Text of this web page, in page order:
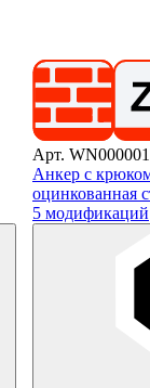
Арт.
Анкер с
оцинкованная
5 модификаций